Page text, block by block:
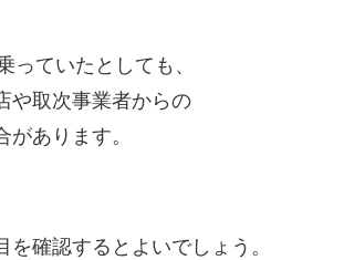
っていたとしても、
や取次事業者からの
があります。
を確認するとよいでしょう。